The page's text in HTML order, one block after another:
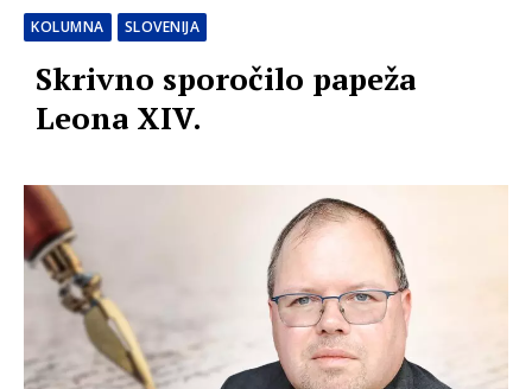
KOLUMNA SLOVENIJA
Skrivno sporočilo papeža
Leona XIV.